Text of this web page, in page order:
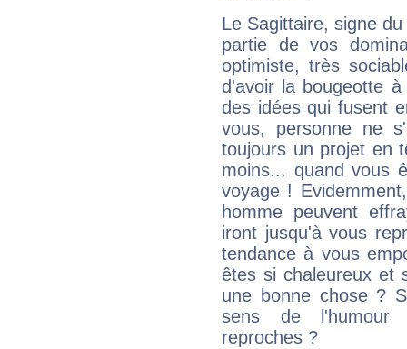
Le Sagittaire, signe
partie de vos
optimiste, très
d'avoir la bougeotte
des idées qui fusent
vous, personne ne
toujours un projet en
moins... quand vous
voyage !
homme peuvent
iront jusqu'à vous
tendance à vous
êtes si chaleureux et
une bonne chose ?
sens de l'humour
reproches ?